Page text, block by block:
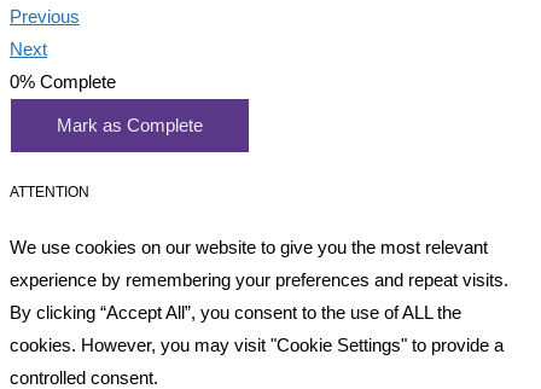
Previous
Next
0% Complete
Mark as Complete
ATTENTION
We use cookies on our website to give you the most relevant
experience by remembering your preferences and repeat visits.
By clicking “Accept All”, you consent to the use of ALL the
cookies. However, you may visit "Cookie Settings" to provide a
controlled consent.